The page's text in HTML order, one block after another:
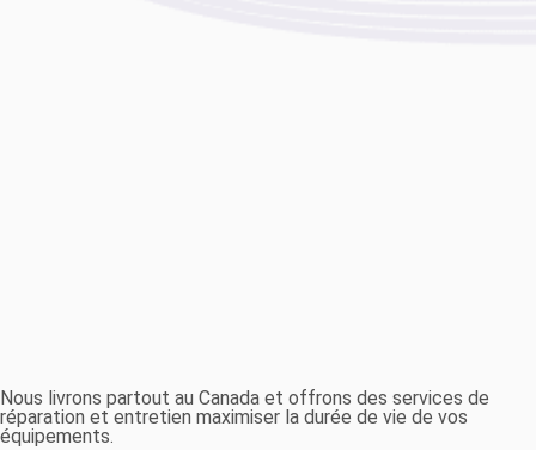
Nous livrons partout au Canada et offrons des services de
réparation et entretien maximiser la durée de vie de vos
équipements.